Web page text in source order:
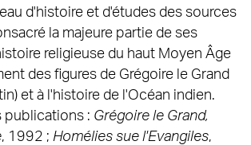
d'histoire et d'études des sources
la majeure partie de ses
religieuse du haut Moyen Âge
des figures de Grégoire le Grand
et à l'histoire de l'Océan indien.
publications : Grégoire le Grand,
, 1992 ; Homélies sue l'Evangiles,